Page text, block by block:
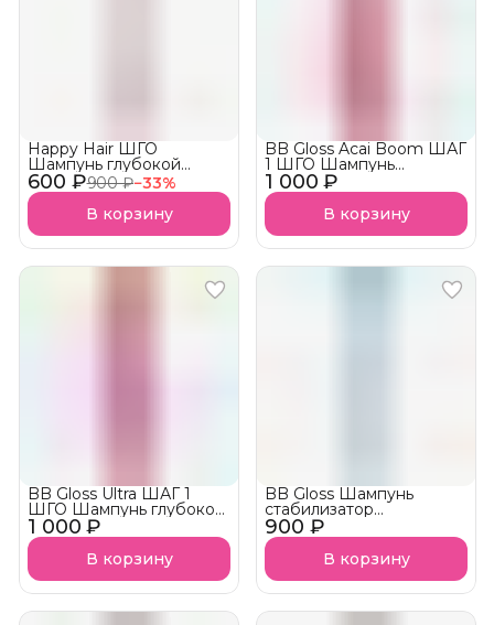
600 ₽900 ₽−33%
Happy Hair ШГО
Шампунь глубокой
очистки Shampoo №1
АКЦИЯ!
В корзину
1 000 ₽
BB Gloss Acai Boom ШАГ
1 ШГО Шампунь
глубокой очистки
В корзину
1 000 ₽
BB Gloss Ultra ШАГ 1
ШГО Шампунь глубокой
очистки
В корзину
900 ₽
BB Gloss Шампунь
стабилизатор
Estabilizador
В корзину